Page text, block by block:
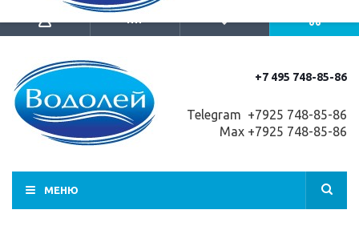
+7 495 748-85-86
Telegram +7925 748-85-86
Max +7925 748-85-86
МЕНЮ